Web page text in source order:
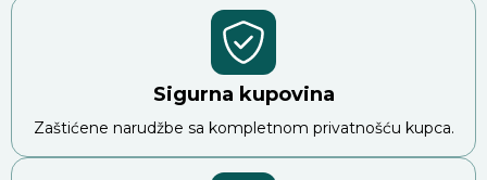
Sigurna kupovina
Zaštićene narudžbe sa kompletnom privatnošću kupca.